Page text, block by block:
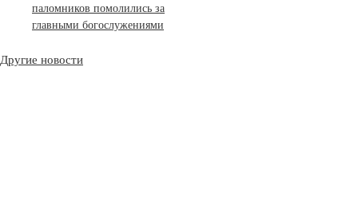
паломников помолились за
главными богослужениями
Другие новости